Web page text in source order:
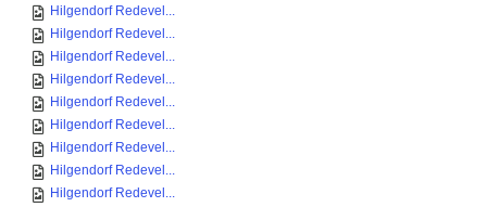
Hilgendorf Redevel...
Hilgendorf Redevel...
Hilgendorf Redevel...
Hilgendorf Redevel...
Hilgendorf Redevel...
Hilgendorf Redevel...
Hilgendorf Redevel...
Hilgendorf Redevel...
Hilgendorf Redevel...